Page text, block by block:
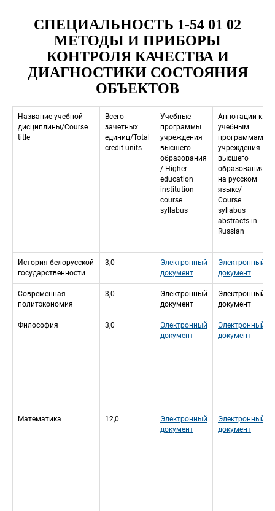
СПЕЦИАЛЬНОСТЬ 1-54 01 02
МЕТОДЫ И ПРИБОРЫ
КОНТРОЛЯ КАЧЕСТВА И
ДИАГНОСТИКИ СОСТОЯНИЯ
ОБЪЕКТОВ
Название учебной
дисциплины/Course
title
Всего
зачетных
единиц/Total
credit units
Учебные
программы
учреждения
высшего
образования
/ Higher
education
institution
course
syllabus
Аннотации к
учебным
программам
учреждения
высшего
образования
на русском
языкe/
Course
syllabus
abstracts in
Russian
История белорусской
государственности
3,0
Электронный
документ
Электронный
документ
Современная
политэкономия
3,0
Электронный
документ
Электронный
документ
Философия 3,0
Электронный
документ
Электронный
документ
Математика 12,0
Электронный
документ
Электронный
документ